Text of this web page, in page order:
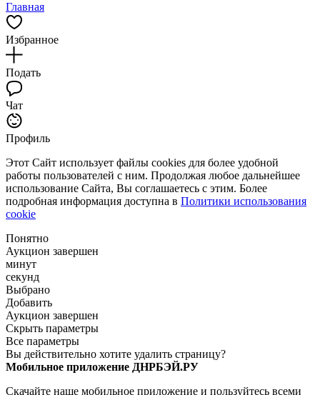
Главная
Избранное
Подать
Чат
Профиль
Этот Сайт использует файлы cookies для более удобной
работы пользователей с ним. Продолжая любое дальнейшее
использование Сайта, Вы соглашаетесь с этим. Более
подробная информация доступна в Политики использования
cookie
Понятно
Аукцион завершен
минут
секунд
Выбрано
Добавить
Аукцион завершен
Скрыть параметры
Все параметры
Вы действительно хотите удалить страницу?
Мобильное приложение ДНРБЭЙ.РУ
Скачайте наше мобильное приложение и пользуйтесь всеми